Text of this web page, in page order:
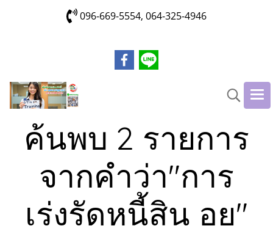
096-669-5554, 064-325-4946
ค้นพบ 2 รายการ
จากคำว่า"การ
เร่งรัดหนี้สิน อย"